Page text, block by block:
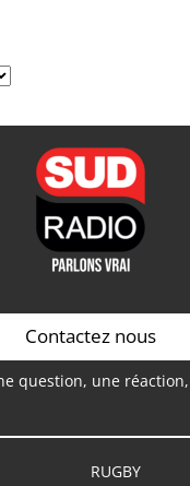
Contactez nous
question, une
RUGBY